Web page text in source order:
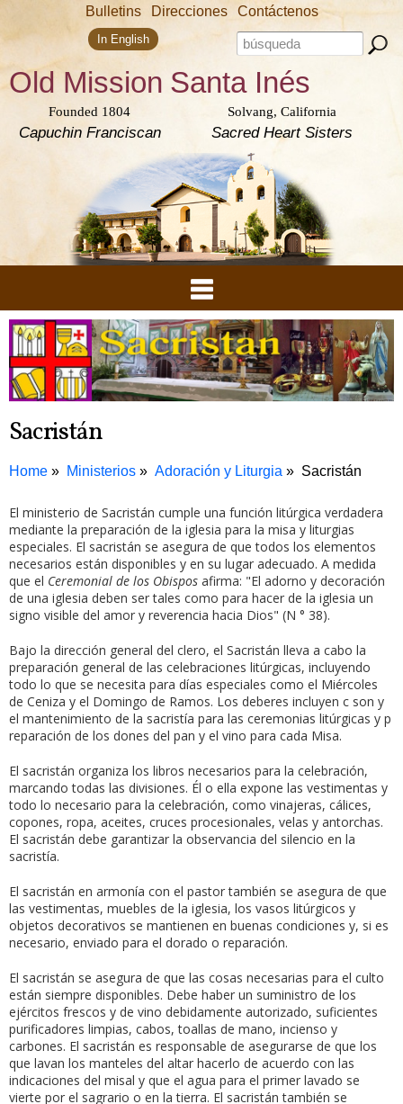
Skip to
content
Bulletins Direcciones Contáctenos
Search form
Search this site
In English
Old Mission
Founded 1804
Capuchin Franciscan
Santa Inés
Solvang, California
Sacred Heart Sisters
Sacristán
Home Ministerios Adoración y Liturgia Sacristán
El ministerio de Sacristán cumple una función litúrgica verdadera
mediante la preparación de la iglesia para la misa y liturgias
especiales. El sacristán se asegura de que todos los elementos
necesarios están disponibles y en su lugar adecuado. A medida
que el Ceremonial de los Obispos afirma: "El adorno y decoración
de una iglesia deben ser tales como para hacer de la iglesia un
signo visible del amor y reverencia hacia Dios" (N ° 38).
Bajo la dirección general del clero, el Sacristán lleva a cabo la
preparación general de las celebraciones litúrgicas, incluyendo
todo lo que se necesita para días especiales como el Miércoles
de Ceniza y el Domingo de Ramos. Los deberes incluyen c son y
el mantenimiento de la sacristía para las ceremonias litúrgicas y p
reparación de los dones del pan y el vino para cada Misa.
El sacristán organiza los libros necesarios para la celebración,
marcando todas las divisiones. Él o ella expone las vestimentas y
todo lo necesario para la celebración, como vinajeras, cálices,
copones, ropa, aceites, cruces procesionales, velas y antorchas.
El sacristán debe garantizar la observancia del silencio en la
sacristía.
El sacristán en armonía con el pastor también se asegura de que
las vestimentas, muebles de la iglesia, los vasos litúrgicos y
objetos decorativos se mantienen en buenas condiciones y, si es
necesario, enviado para el dorado o reparación.
El sacristán se asegura de que las cosas necesarias para el culto
están siempre disponibles. Debe haber un suministro de los
ejércitos frescos y de vino debidamente autorizado, suficientes
purificadores limpias, cabos, toallas de mano, incienso y
carbones. El sacristán es responsable de asegurarse de que los
que lavan los manteles del altar hacerlo de acuerdo con las
indicaciones del misal y que el agua para el primer lavado se
vierte por el sagrario o en la tierra. El sacristán también se